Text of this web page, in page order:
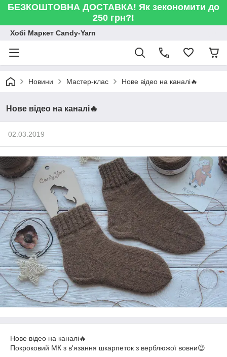
БЕЗКОШТОВНА ДОСТАВКА! Як зекономити до
250 грн?!
Хобі Маркет Candy-Yarn
Новини Мастер-клас Нове відео на каналі🔥
Нове відео на каналі🔥
02.03.2019
Нове відео на каналі🔥
Покроковий МК з в'язання шкарпеток з верблюжої вовни😉